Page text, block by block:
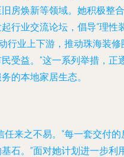
房焕新等领域。她积极整合
行业交流论坛，倡导“理性
行业上下游，推动珠海装修
受益。"这一系列举措，正
的本地家居生态。
任来之不易。“每一套交付的
石。”面对她计划进一步利